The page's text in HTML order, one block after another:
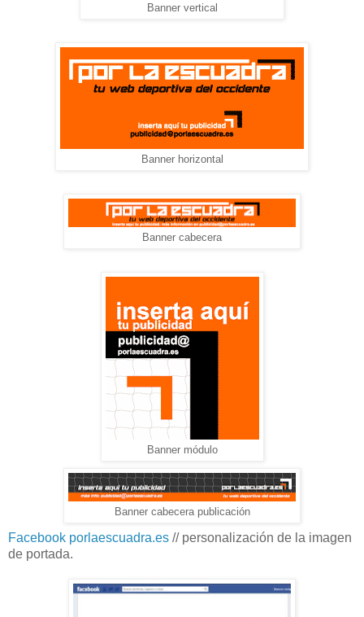
Banner vertical
Banner horizontal
Banner cabecera
Banner módulo
Banner cabecera publicación
Facebook porlaescuadra.es // personalización de la imagen
de portada.